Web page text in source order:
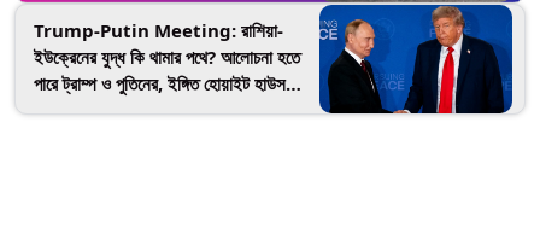
Trump-Putin Meeting: রাশিয়া-
ইউক্রেনের যুদ্ধ কি থামার পথে? আলোচনা হতে
পারে ট্রাম্প ও পুতিনের, ইঙ্গিত হোয়াইট হাউস